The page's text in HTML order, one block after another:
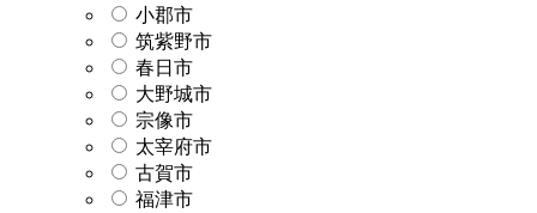
小郡市
筑紫野市
春日市
大野城市
宗像市
太宰府市
古賀市
福津市